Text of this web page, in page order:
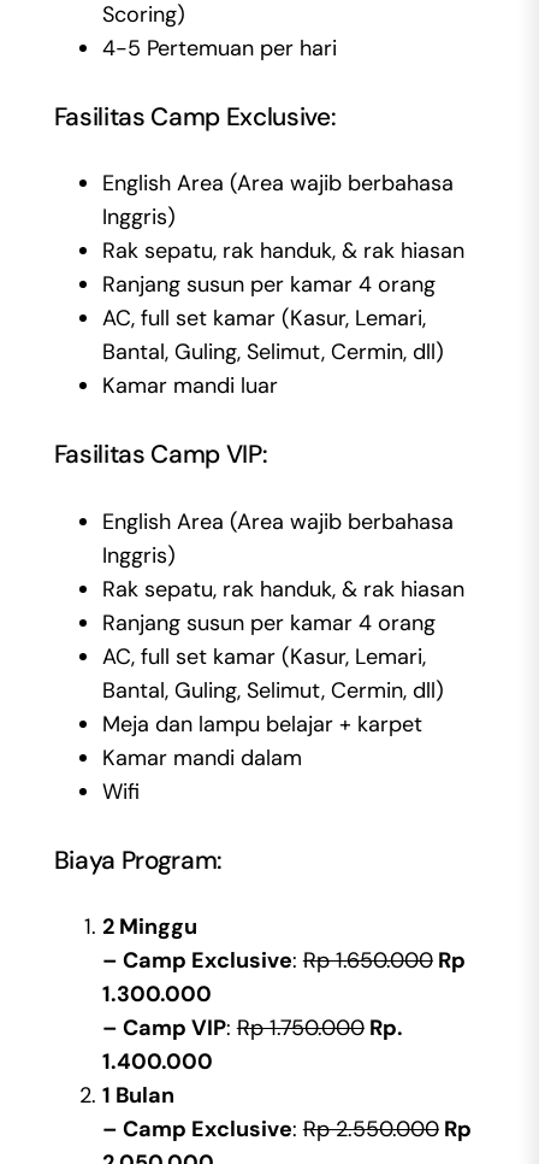
Scoring)
4-5 Pertemuan per hari
Fasilitas Camp Exclusive:
English Area (Area wajib berbahasa
Inggris)
Rak sepatu, rak handuk, & rak hiasan
Ranjang susun per kamar 4 orang
AC, full set kamar (Kasur, Lemari,
Bantal, Guling, Selimut, Cermin, dll)
Kamar mandi luar
Fasilitas Camp VIP:
English Area (Area wajib berbahasa
Inggris)
Rak sepatu, rak handuk, & rak hiasan
Ranjang susun per kamar 4 orang
AC, full set kamar (Kasur, Lemari,
Bantal, Guling, Selimut, Cermin, dll)
Meja dan lampu belajar + karpet
Kamar mandi dalam
Wifi
Biaya Program:
2 Minggu
– Camp Exclusive:Rp 1.650.000Rp
1.300.000
– Camp VIP:Rp 1.750.000Rp.
1.400.000
1 Bulan
– Camp Exclusive:Rp 2.550.000Rp